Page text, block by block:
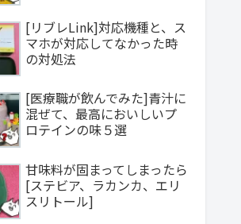
[リブレLink]対応機種と、ス
マホが対応してなかった時
の対処法
[医療職が飲んでみた]青汁に
混ぜて、最高においしいプ
ロテインの味５選
甘味料が固まってしまったら
[ステビア、ラカンカ、エリ
スリトール]